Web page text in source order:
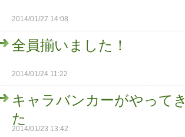
2014/01/27 14:08
全員揃いました！
2014/01/24 11:22
キャラバンカーがやってき
た
2014/01/23 13:42